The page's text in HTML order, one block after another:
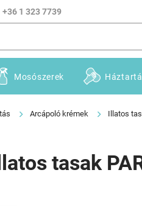
+36 1 323 7739
Mosószerek
Arcápoló krémek Illatos
tasak